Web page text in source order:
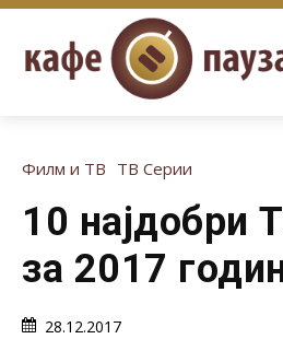
Филм и ТВ ТВ Серии
10 најдобри
за 2017
28.12.2017